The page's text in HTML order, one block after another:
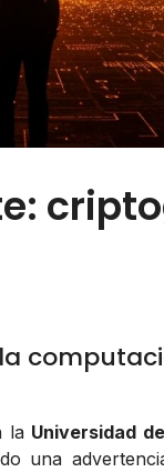
la Universidad
una